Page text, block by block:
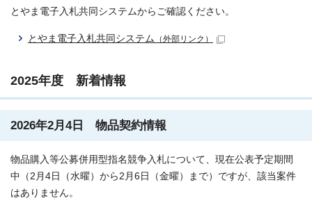
とやま電子入札共同システムからご確認ください。
とやま電子入札共同システム （外部リンク）
2025年度 新着情報
2026年2月4日 物品契約情報
物品購入等公募併用型指名競争入札について、現在公表予定期間
中（2月4日（水曜）から2月6日（金曜）まで）ですが、該当案件
はありません。